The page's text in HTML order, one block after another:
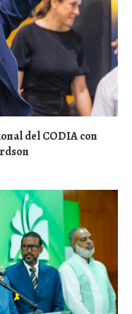
del CODIA con